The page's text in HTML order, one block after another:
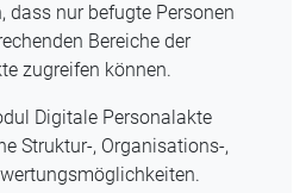
dass nur befugte Personen
Bereiche der
zugreifen können.
Digitale Personalakte
Struktur-, Organisations-,